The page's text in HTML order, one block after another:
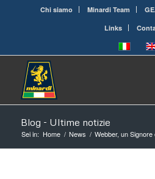
Chi siamo Minardi Team
Links
Blog - Ultime notizie
Sei in: Home / News / Webber, un